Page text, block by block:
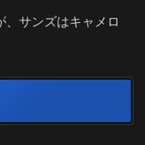
、サンズはキャメロ